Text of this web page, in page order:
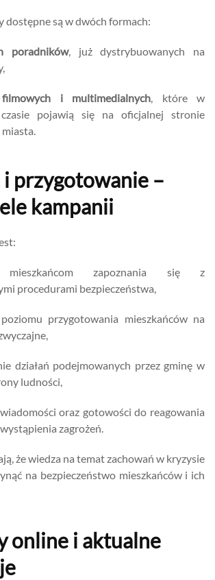
dostępne są w dwóch formach:
poradników, już dystrybuowanych na
filmowych i multimedialnych, które w
czasie pojawią się na oficjalnej stronie
i przygotowanie –
kampanii
mieszkańcom zapoznania się z
procedurami bezpieczeństwa,
przygotowania mieszkańców na
działań podejmowanych przez gminę w
ludności,
oraz gotowości do reagowania
zagrożeń.
że wiedza na temat zachowań w kryzysie
na bezpieczeństwo mieszkańców i ich
online i aktualne